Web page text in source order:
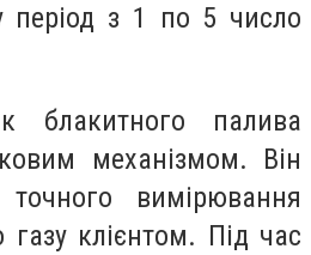
період з 1 по 5 число
блакитного палива
механізмом. Він
вимірювання
газу клієнтом. Під час